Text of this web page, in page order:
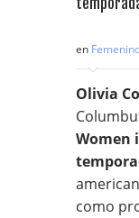
en
Olivia
Women
como